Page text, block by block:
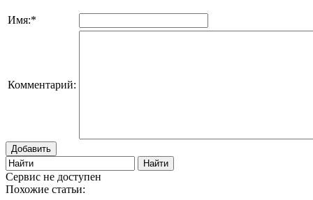
Имя:*
Комментарий:
Добавить
Сервис не доступен
Похожие статьи: